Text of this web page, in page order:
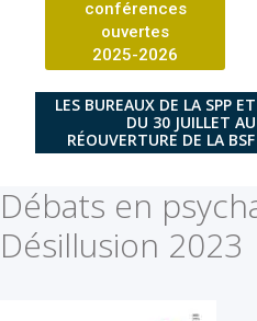
conférences
ouvertes
2025-2026
LES BUREAUX DE LA SPP
DU 30 JUILLET
RÉOUVERTURE DE LA
Débats en
Désillusion 2023